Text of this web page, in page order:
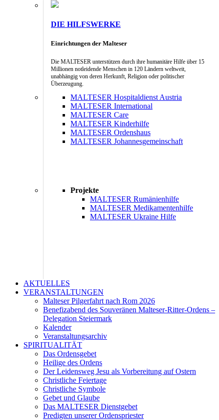
DIE HILFSWERKE
Einrichtungen der Malteser
Die MALTESER unterstützen durch ihre humanitäre Hilfe über 15
Millionen notleidende Menschen in 120 Ländern weltweit,
unabhängig von deren Herkunft, Religion oder politischer
Überzeugung.
MALTESER Hospitaldienst Austria
MALTESER International
MALTESER Care
MALTESER Kinderhilfe
MALTESER Ordenshaus
MALTESER Johannesgemeinschaft
Projekte
MALTESER Rumänienhilfe
MALTESER Medikamentenhilfe
MALTESER Ukraine Hilfe
AKTUELLES
VERANSTALTUNGEN
Malteser Pilgerfahrt nach Rom 2026
Benefizabend des Souveränen Malteser-Ritter-Ordens –
Delegation Steiermark
Kalender
Veranstaltungsarchiv
SPIRITUALITÄT
Das Ordensgebet
Heilige des Ordens
Der Leidensweg Jesu als Vorbereitung auf Ostern
Christliche Feiertage
Christliche Symbole
Gebet und Glaube
Das MALTESER Dienstgebet
Predigten unserer Ordenspriester